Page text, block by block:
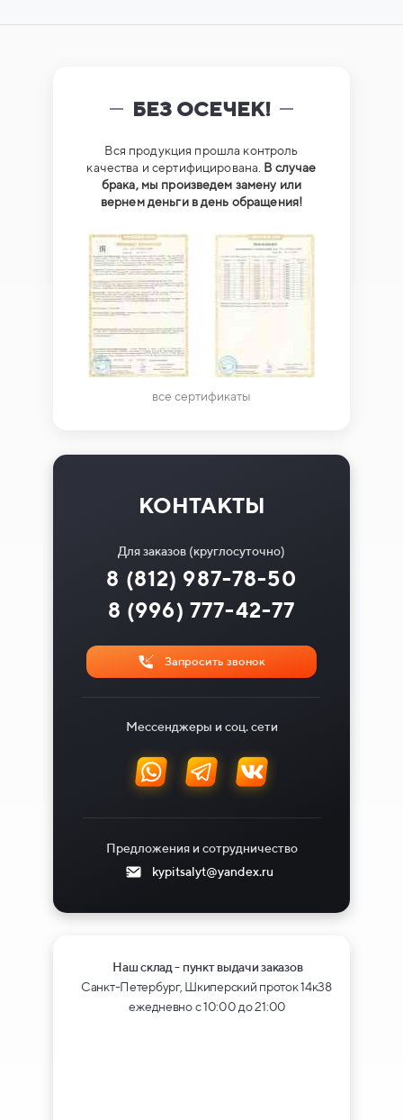
БЕЗ ОСЕЧЕК!
Вся продукция прошла контроль
качества и сертифицирована. В случае
брака, мы произведем замену или
вернем деньги в день обращения!
все сертификаты
КОНТАКТЫ
Для заказов (круглосуточно)
8 (996) 777-42-77
8 (812) 987-78-50
Запросить звонок
Мессенджеры и соц. сети
Предложения и сотрудничество
kypitsalyt@yandex.ru
Наш склад - пункт выдачи заказов
Санкт-Петербург, Шкиперский проток 14к38
ежедневно с 10:00 до 21:00